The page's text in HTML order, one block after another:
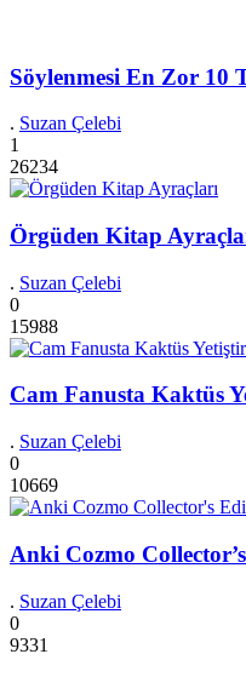
Söylenmesi En Zor 10
. Suzan Çelebi
1
26234
Örgüden Kitap
. Suzan Çelebi
0
15988
Cam Fanusta Kaktüs
. Suzan Çelebi
0
10669
Anki Cozmo
. Suzan Çelebi
0
9331